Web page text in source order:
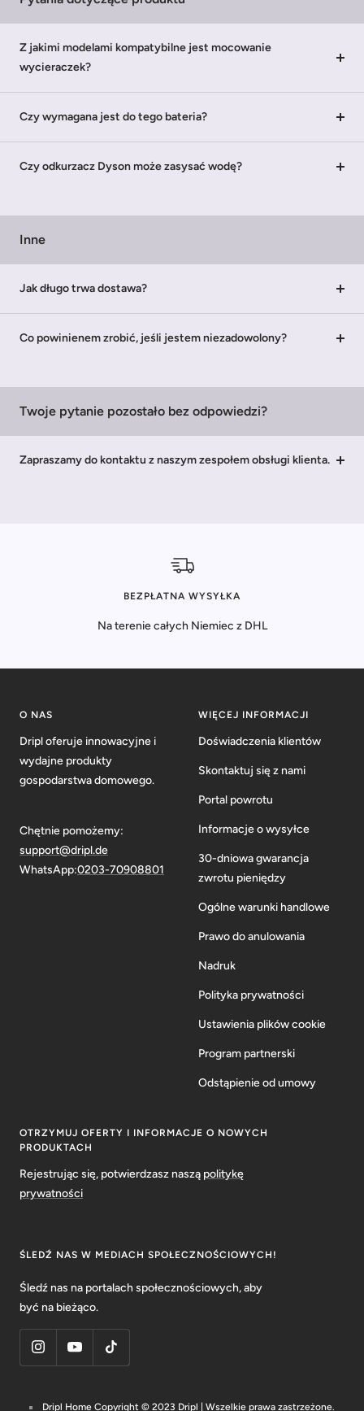
Z jakimi modelami kompatybilne jest mocowanie
wycieraczek?
Czy wymagana jest do tego bateria?
Czy odkurzacz Dyson może zasysać wodę?
Inne
Jak długo trwa dostawa?
Co powinienem zrobić, jeśli jestem niezadowolony?
Twoje pytanie pozostało bez odpowiedzi?
Zapraszamy do kontaktu z naszym zespołem obsługi klienta.
BEZPŁATNA WYSYŁKA
Na terenie całych Niemiec z DHL
O NAS
Dripl oferuje innowacyjne i
wydajne produkty
gospodarstwa domowego.
Chętnie pomożemy:
support@dripl.de
WhatsApp:0203-70908801
WIĘCEJ INFORMACJI
Doświadczenia klientów
Skontaktuj się z nami
Portal powrotu
Informacje o wysyłce
30-dniowa gwarancja
zwrotu pieniędzy
Ogólne warunki handlowe
Prawo do anulowania
Nadruk
Polityka prywatności
Ustawienia plików cookie
Program partnerski
Odstąpienie od umowy
OTRZYMUJ OFERTY I INFORMACJE O NOWYCH
PRODUKTACH
Rejestrując się, potwierdzasz naszą politykę
prywatności
ŚLEDŹ NAS W MEDIACH SPOŁECZNOŚCIOWYCH!
Śledź nas na portalach społecznościowych, aby
być na bieżąco.
Dripl Home Copyright © 2023 Dripl | Wszelkie prawa zastrzeżone.